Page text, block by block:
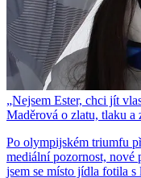
„Nejsem Ester, chci jít
Maděrová o zlatu, tlaku a
Po olympijském triumfu
mediální pozornost, nové
jsem se místo jídla fotila